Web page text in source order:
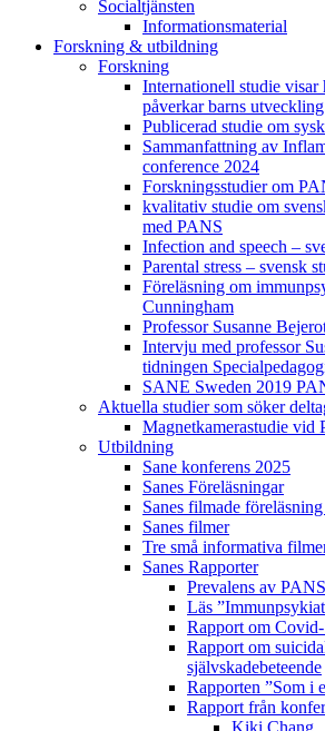
Socialtjänsten
Informationsmaterial
Forskning & utbildning
Forskning
Internationell studie
påverkar barns utveckling
Publicerad studie om
Sammanfattning av
conference 2024
Forskningsstudier om
kvalitativ studie om
med PANS
Infection and speech –
Parental stress – svensk
Föreläsning om
Cunningham
Professor Susanne
Intervju med professor
tidningen
SANE Sweden 2019
Aktuella studier som söker
Magnetkamerastudie
Utbildning
Sane konferens 2025
Sanes Föreläsningar
Sanes filmade
Sanes filmer
Tre små informativa
Sanes Rapporter
Prevalens av PANS
Läs
Rapport om
Rapport om
självskadebeteende
Rapporten ”Som i
Rapport från
Kiki Chang